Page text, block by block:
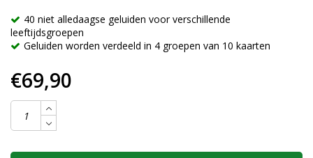
40 niet alledaagse geluiden voor verschillende
leeftijdsgroepen
Geluiden worden verdeeld in 4 groepen van 10 kaarten
€69,90